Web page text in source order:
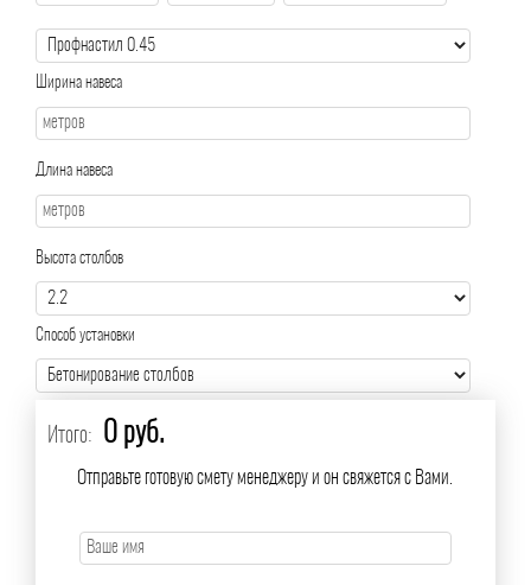
Ширина навеса
Длина навеса
Высота столбов
Способ установки
Итого: 0 руб.
Отправьте готовую смету менеджеру и он свяжется с Вами.